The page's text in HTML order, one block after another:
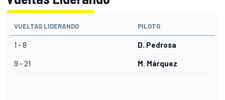
VUELTAS LIDERANDO PILOTO
1 - 8 D. Pedrosa
9 - 21 M. Márquez